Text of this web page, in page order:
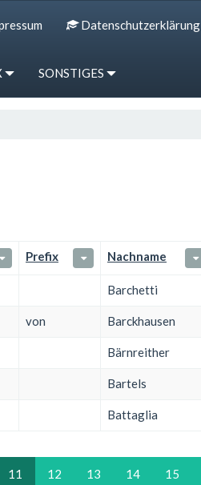
Datenschutzerklärung
SONSTIGES
Prefix Nachname
Barchetti
von Barckhausen
Bärnreither
Bartels
Battaglia
11 12 13 14 15